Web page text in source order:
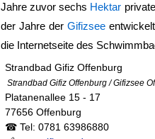
Jahre zuvor sechs Hektar
der Jahre der Gifizsee
die Internetseite des
Strandbad Gifiz Offenburg
Strandbad Gifiz Offenburg / Gifizsee
Platanenallee 15 - 17
77656 Offenburg
☎ Tel: 0781 63986880